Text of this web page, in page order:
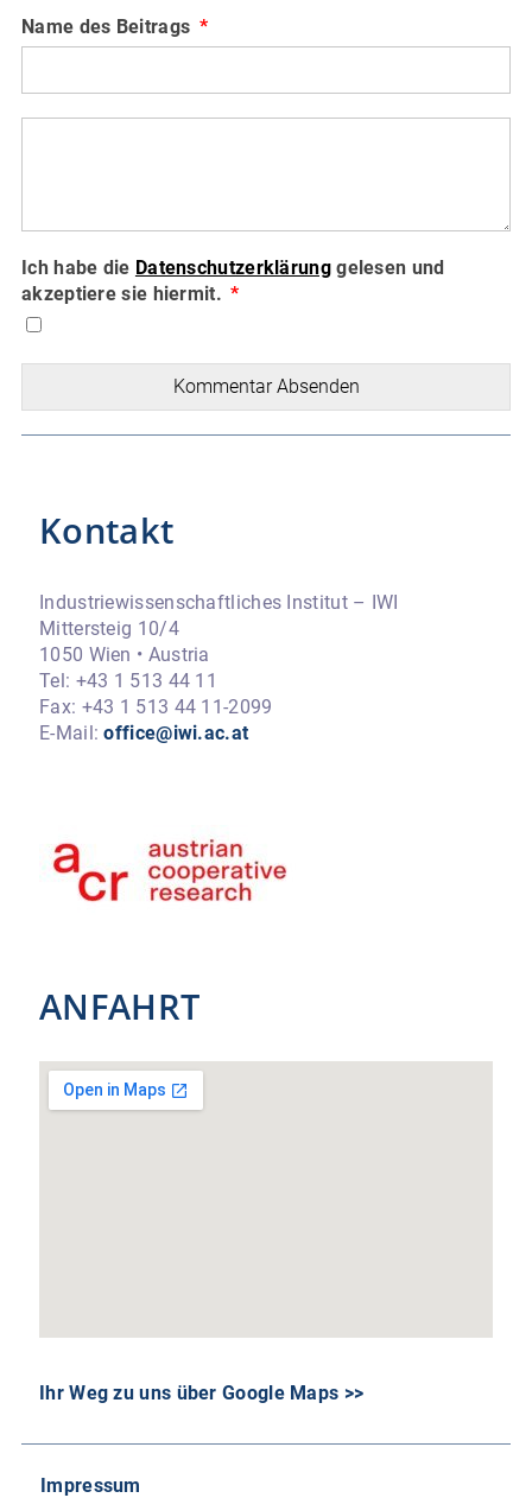
Name des Beitrags
Ich habe die Datenschutzerklärunggelesen und
akzeptiere sie hiermit.
Kommentar Absenden
Kontakt
Industriewissenschaftliches Institut – IWI
Mittersteig 10/4
1050 Wien • Austria
Tel: +43 1 513 44 11
Fax: +43 1 513 44 11-2099
E-Mail:office@iwi.ac.at
ANFAHRT
Ihr Weg zu uns über Google Maps >>
Impressum